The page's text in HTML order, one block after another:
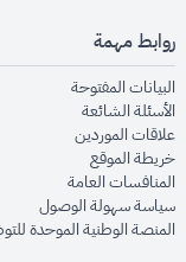
روابط مهمة
البيانات المفتوحةwindow
الأسئلة الشائعةwindow
علاقات الموردينwindow
خريطة الموقعwindow
المنافسات العامةwindow
سياسة سهولة الوصول
المنصة الوطنية الموحدة